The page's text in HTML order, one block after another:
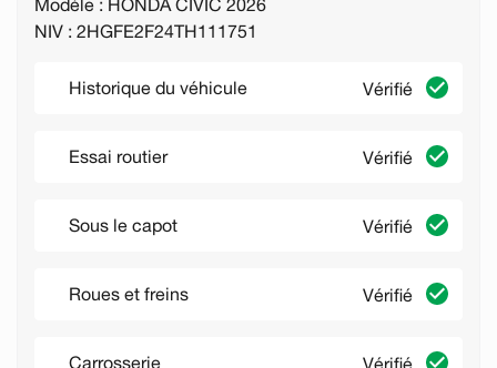
Modèle : HONDA CIVIC 2026
NIV : 2HGFE2F24TH111751
Historique du véhicule Vérifié
Essai routier Vérifié
Sous le capot Vérifié
Roues et freins Vérifié
Carrosserie Vérifié